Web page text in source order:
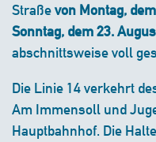
Straßevon Montag,
Sonntag, dem 23.
abschnittsweise voll
Die Linie 14 verkehrt
Am Immensoll und
Hauptbahnhof. Die